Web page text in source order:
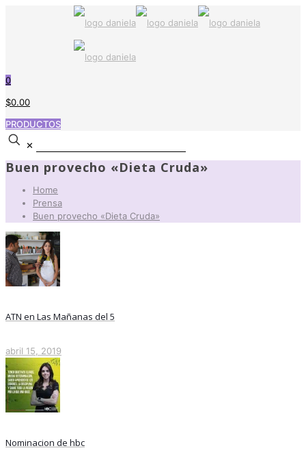
0
$0.00
PRODUCTOS
✕
Buen provecho «Dieta Cruda»
Home
Prensa
Buen provecho «Dieta Cruda»
ATN en Las Mañanas del 5
abril 15, 2019
Nominacion de hbc